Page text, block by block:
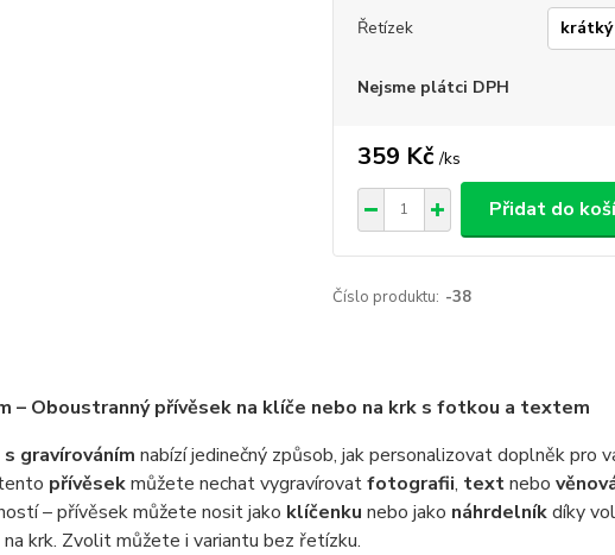
Řetízek
Nejsme plátci DPH
359 Kč /ks
Přidat do
Číslo produktu: -38
– Oboustranný přívěsek na klíče nebo na krk s fotkou a textem
gravírováním nabízí jedinečný způsob, jak personalizovat doplněk pro
přívěsekmůžete nechat vygravírovatfotografii, textnebo
– přívěsek můžete nosit jako klíčenku nebo jako náhrdelníkdíky
krk. Zvolit můžete i variantu bez řetízku.